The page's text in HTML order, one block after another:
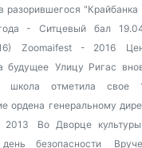
разорившегося "Крайбанка
- Ситцевый бал
Zoomaifest - 2016
будущее Улицу Ригас
школа отметила свое
ордена генеральному
Во Дворце
безопасности